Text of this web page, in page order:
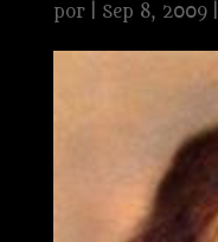
por Sep 8, 2009|